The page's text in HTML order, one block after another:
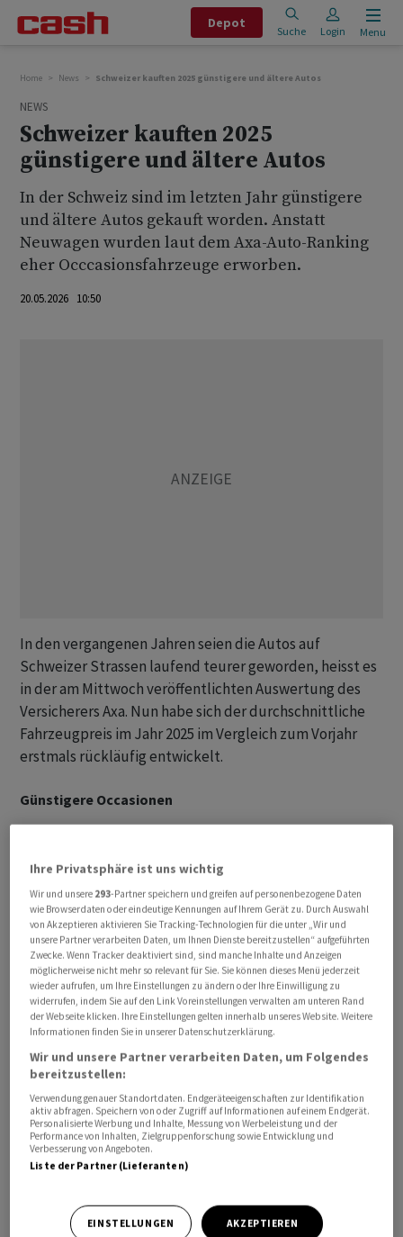
Depot
Suche Login Menu
Home News Schweizer kauften 2025 günstigere und ältere Autos
NEWS
Schweizer kauften 2025
günstigere und ältere Autos
In der Schweiz sind im letzten Jahr günstigere
und ältere Autos gekauft worden. Anstatt
Neuwagen wurden laut dem Axa-Auto-Ranking
eher Occcasionsfahrzeuge erworben.
20.05.2026 10:50
In den vergangenen Jahren seien die Autos auf
Schweizer Strassen laufend teurer geworden, heisst es
in der am Mittwoch veröffentlichten Auswertung des
Versicherers Axa. Nun habe sich der durchschnittliche
Fahrzeugpreis im Jahr 2025 im Vergleich zum Vorjahr
erstmals rückläufig entwickelt.
Günstigere Occasionen
durchschnittlich rund 50'000 Franken, waren es im
vergangenen Jahr noch 48'000 Franken», heisst es dazu.
Dies zeige, dass sich der Neuwagenmarkt eher schwach
entwickle und offenbar anstatt auf neue Autos
vermehrt auf günstigere Occasionsfahrzeuge
zurückgegriffen werde.
Die Auswertung basiert den Angaben zufolge auf dem
Ende 2025. Nichts geändert hat sich derweil in Sachen
«Luxuskarossen». Die im Schnitt teuerste Autos der
Schweiz seien weiterhin im Kanton Zug unterwegs.
Ihre Privatsphäre ist uns wichtig
Wir und unsere 293-Partner speichern und greifen auf personenbezogene Daten
wie Browserdaten oder eindeutige Kennungen auf Ihrem Gerät zu. Durch Auswahl
von Akzeptieren aktivieren Sie Tracking-Technologien für die unter „Wir und
unsere Partner verarbeiten Daten, um Ihnen Dienste bereitzustellen“ aufgeführten
Zwecke. Wenn Tracker deaktiviert sind, sind manche Inhalte und Anzeigen
möglicherweise nicht mehr so relevant für Sie. Sie können dieses Menü jederzeit
wieder aufrufen, um Ihre Einstellungen zu ändern oder Ihre Einwilligung zu
widerrufen, indem Sie auf den Link Voreinstellungen verwalten am unteren Rand
der Webseite klicken. Ihre Einstellungen gelten innerhalb unseres Website. Weitere
Informationen finden Sie in unserer Datenschutzerklärung.
Wir und unsere Partner verarbeiten Daten, um Folgendes
bereitzustellen:
Verwendung genauer Standortdaten. Endgeräteeigenschaften zur Identifikation
aktiv abfragen. Speichern von oder Zugriff auf Informationen auf einem Endgerät.
Personalisierte Werbung und Inhalte, Messung von Werbeleistung und der
Performance von Inhalten, Zielgruppenforschung sowie Entwicklung und
Verbesserung von Angeboten.
Liste der Partner (Lieferanten)
EINSTELLUNGEN AKZEPTIEREN